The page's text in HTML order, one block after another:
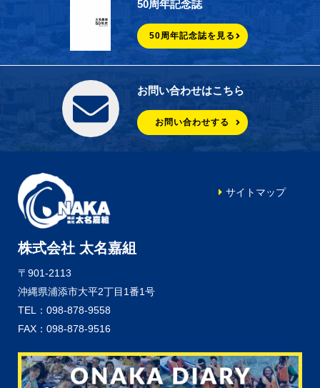
50周年記念誌
50周年記念誌を見る
お問い合わせはこちら
お問い合わせする
株式会社 太名嘉組
〒901-2113
沖縄県浦添市大平2丁目1番1号
TEL：098-878-9558
FAX：098-878-9516
サイトマップ